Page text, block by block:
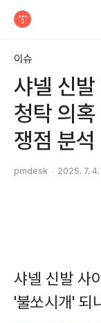
이슈
샤넬 신
청탁 의
쟁점 분석
pmdesk 2025. 7.
샤넬 신발 사
'불쏘시개' 되